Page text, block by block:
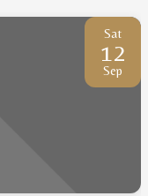
Sat
12
Sep